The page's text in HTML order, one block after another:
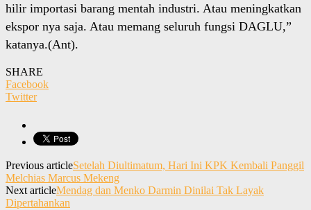
hilir importasi barang mentah industri. Atau meningkatkan
ekspor nya saja. Atau memang seluruh fungsi DAGLU,”
katanya.(Ant).
SHARE
Facebook
Twitter
Previous articleSetelah Diultimatum, Hari Ini KPK Kembali Panggil
Melchias Marcus Mekeng
Next articleMendag dan Menko Darmin Dinilai Tak Layak
Dipertahankan